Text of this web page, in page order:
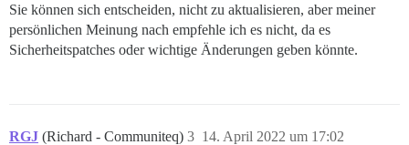
Sie können sich entscheiden, nicht zu aktualisieren, aber meiner
persönlichen Meinung nach empfehle ich es nicht, da es
Sicherheitspatches oder wichtige Änderungen geben könnte.
RGJ (Richard - Communiteq) 14. April 2022 um 17:02
3